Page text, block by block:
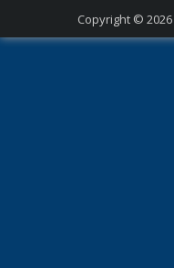
Copyright © 2026